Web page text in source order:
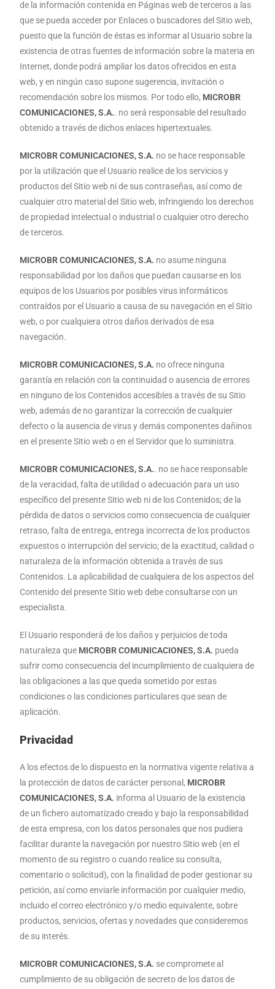
de la información contenida en Páginas web de terceros a las
que se pueda acceder por Enlaces o buscadores del Sitio web,
puesto que la función de éstas es informar al Usuario sobre la
existencia de otras fuentes de información sobre la materia en
Internet, donde podrá ampliar los datos ofrecidos en esta
web, y en ningún caso supone sugerencia, invitación o
recomendación sobre los mismos. Por todo ello, MICROBR
COMUNICACIONES, S.A.. no será responsable del resultado
obtenido a través de dichos enlaces hipertextuales.
MICROBR COMUNICACIONES, S.A. no se hace responsable
por la utilización que el Usuario realice de los servicios y
productos del Sitio web ni de sus contraseñas, así como de
cualquier otro material del Sitio web, infringiendo los derechos
de propiedad intelectual o industrial o cualquier otro derecho
de terceros.
MICROBR COMUNICACIONES, S.A. no asume ninguna
responsabilidad por los daños que puedan causarse en los
equipos de los Usuarios por posibles virus informáticos
contraídos por el Usuario a causa de su navegación en el Sitio
web, o por cualquiera otros daños derivados de esa
navegación.
MICROBR COMUNICACIONES, S.A. no ofrece ninguna
garantía en relación con la continuidad o ausencia de errores
en ninguno de los Contenidos accesibles a través de su Sitio
web, además de no garantizar la corrección de cualquier
defecto o la ausencia de virus y demás componentes dañinos
en el presente Sitio web o en el Servidor que lo suministra.
MICROBR COMUNICACIONES, S.A.. no se hace responsable
de la veracidad, falta de utilidad o adecuación para un uso
específico del presente Sitio web ni de los Contenidos; de la
pérdida de datos o servicios como consecuencia de cualquier
retraso, falta de entrega, entrega incorrecta de los productos
expuestos o interrupción del servicio; de la exactitud, calidad o
naturaleza de la información obtenida a través de sus
Contenidos. La aplicabilidad de cualquiera de los aspectos del
Contenido del presente Sitio web debe consultarse con un
especialista.
El Usuario responderá de los daños y perjuicios de toda
naturaleza que MICROBR COMUNICACIONES, S.A. pueda
sufrir como consecuencia del incumplimiento de cualquiera de
las obligaciones a las que queda sometido por estas
condiciones o las condiciones particulares que sean de
aplicación.
Privacidad
A los efectos de lo dispuesto en la normativa vigente relativa a
la protección de datos de carácter personal, MICROBR
COMUNICACIONES, S.A. informa al Usuario de la existencia
de un fichero automatizado creado y bajo la responsabilidad
de esta empresa, con los datos personales que nos pudiera
facilitar durante la navegación por nuestro Sitio web (en el
momento de su registro o cuando realice su consulta,
comentario o solicitud), con la finalidad de poder gestionar su
petición, así como enviarle información por cualquier medio,
incluido el correo electrónico y/o medio equivalente, sobre
productos, servicios, ofertas y novedades que consideremos
de su interés.
MICROBR COMUNICACIONES, S.A. se compromete al
cumplimiento de su obligación de secreto de los datos de